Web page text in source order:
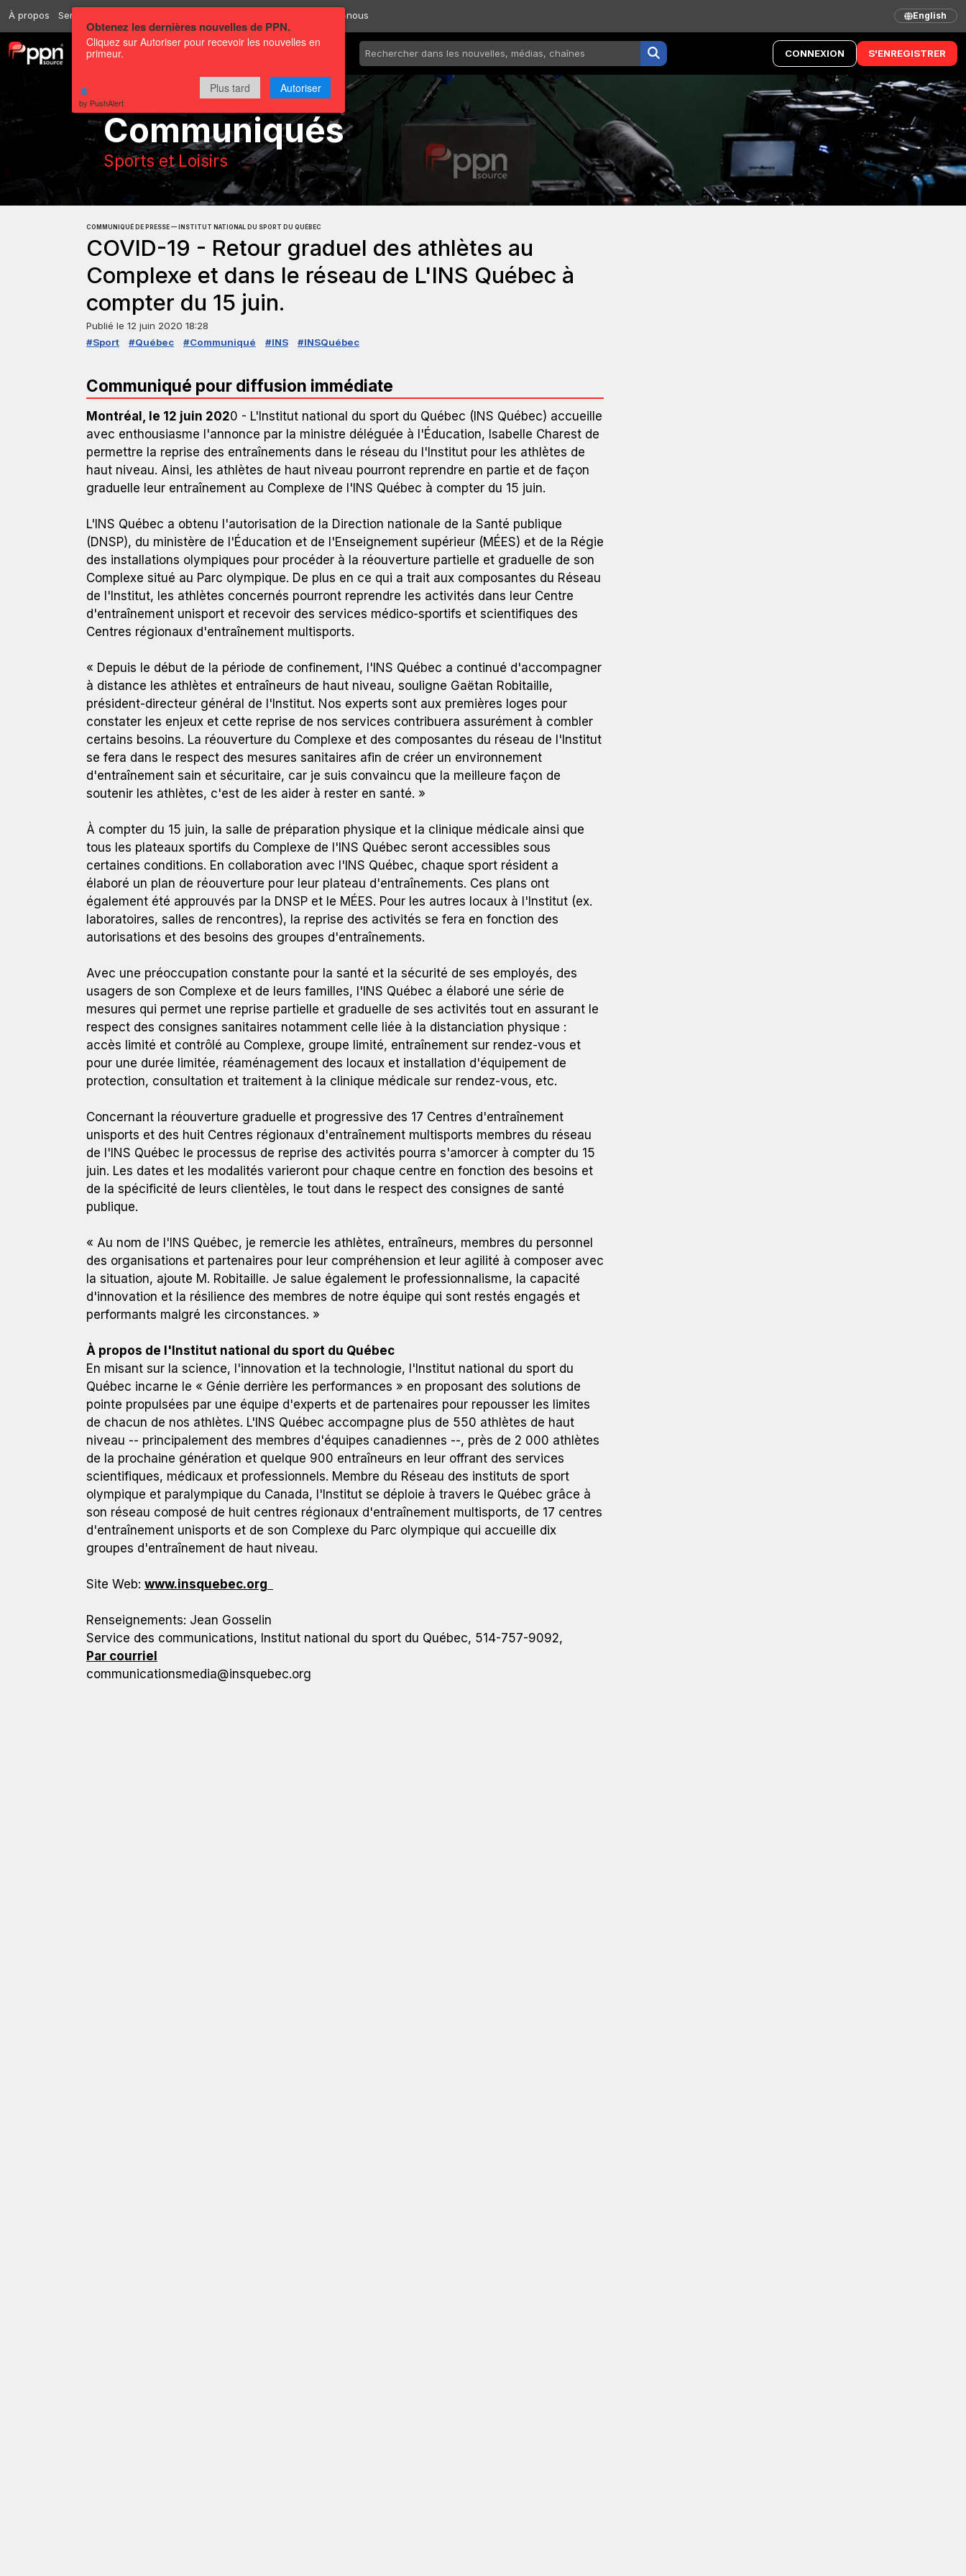
Chaînes CONNEXION S'ENREGISTRER
À propos Services Contactez-nous English
Communiqués
Sports et Loisirs
COMMUNIQUÉ DE PRESSE — INSTITUT NATIONAL DU SPORT DU QUÉBEC
COVID-19 - Retour graduel des athlètes au
Complexe et dans le réseau de L'INS Québec à
compter du 15 juin.
Publié le 12 juin 2020 18:28
#Sport
#Québec #Communiqué #INS #INSQuébec
Membre du Réseau des instituts de sport olympique et paralympique du Canada, l'Institut se déploie à travers
le Québec grâce à son réseau composé de huit centres régionaux d'entraînement multisports, de 17 centres
d'entraînement unisports et de son Complexe du Parc olympique qui accueille dix groupes d'entraînement de
haut niveau.
Communiqué pour diffusion immédiate
Montréal, le 12 juin 2020 - L'Institut national du sport du Québec (INS Québec) accueille
avec enthousiasme l'annonce par la ministre déléguée à l'Éducation, Isabelle Charest de
permettre la reprise des entraînements dans le réseau du l'Institut pour les athlètes de
haut niveau. Ainsi, les athlètes de haut niveau pourront reprendre en partie et de façon
graduelle leur entraînement au Complexe de l'INS Québec à compter du 15 juin.
L'INS Québec a obtenu l'autorisation de la Direction nationale de la Santé publique
(DNSP), du ministère de l'Éducation et de l'Enseignement supérieur (MÉES) et de la Régie
des installations olympiques pour procéder à la réouverture partielle et graduelle de son
Complexe situé au Parc olympique. De plus en ce qui a trait aux composantes du Réseau
de l'Institut, les athlètes concernés pourront reprendre les activités dans leur Centre
d'entraînement unisport et recevoir des services médico-sportifs et scientifiques des
Centres régionaux d'entraînement multisports.
« Depuis le début de la période de confinement, l'INS Québec a continué d'accompagner
à distance les athlètes et entraîneurs de haut niveau, souligne Gaëtan Robitaille,
président-directeur général de l'Institut. Nos experts sont aux premières loges pour
constater les enjeux et cette reprise de nos services contribuera assurément à combler
certains besoins. La réouverture du Complexe et des composantes du réseau de l'Institut
se fera dans le respect des mesures sanitaires afin de créer un environnement
d'entraînement sain et sécuritaire, car je suis convaincu que la meilleure façon de
soutenir les athlètes, c'est de les aider à rester en santé. »
À compter du 15 juin, la salle de préparation physique et la clinique médicale ainsi que
tous les plateaux sportifs du Complexe de l'INS Québec seront accessibles sous
certaines conditions. En collaboration avec l'INS Québec, chaque sport résident a
élaboré un plan de réouverture pour leur plateau d'entraînements. Ces plans ont
également été approuvés par la DNSP et le MÉES. Pour les autres locaux à l'Institut (ex.
laboratoires, salles de rencontres), la reprise des activités se fera en fonction des
autorisations et des besoins des groupes d'entraînements.
Avec une préoccupation constante pour la santé et la sécurité de ses employés, des
usagers de son Complexe et de leurs familles, l'INS Québec a élaboré une série de
mesures qui permet une reprise partielle et graduelle de ses activités tout en assurant le
respect des consignes sanitaires notamment celle liée à la distanciation physique :
accès limité et contrôlé au Complexe, groupe limité, entraînement sur rendez-vous et
pour une durée limitée, réaménagement des locaux et installation d'équipement de
protection, consultation et traitement à la clinique médicale sur rendez-vous, etc.
Concernant la réouverture graduelle et progressive des 17 Centres d'entraînement
unisports et des huit Centres régionaux d'entraînement multisports membres du réseau
de l'INS Québec le processus de reprise des activités pourra s'amorcer à compter du 15
juin. Les dates et les modalités varieront pour chaque centre en fonction des besoins et
de la spécificité de leurs clientèles, le tout dans le respect des consignes de santé
publique.
« Au nom de l'INS Québec, je remercie les athlètes, entraîneurs, membres du personnel
des organisations et partenaires pour leur compréhension et leur agilité à composer avec
la situation, ajoute M. Robitaille. Je salue également le professionnalisme, la capacité
d'innovation et la résilience des membres de notre équipe qui sont restés engagés et
performants malgré les circonstances. »
À propos de l'Institut national du sport du Québec
En misant sur la science, l'innovation et la technologie, l'Institut national du sport du
Québec incarne le « Génie derrière les performances » en proposant des solutions de
pointe propulsées par une équipe d'experts et de partenaires pour repousser les limites
de chacun de nos athlètes. L'INS Québec accompagne plus de 550 athlètes de haut
niveau -- principalement des membres d'équipes canadiennes --, près de 2 000 athlètes
de la prochaine génération et quelque 900 entraîneurs en leur offrant des services
scientifiques, médicaux et professionnels. Membre du Réseau des instituts de sport
olympique et paralympique du Canada, l'Institut se déploie à travers le Québec grâce à
son réseau composé de huit centres régionaux d'entraînement multisports, de 17 centres
d'entraînement unisports et de son Complexe du Parc olympique qui accueille dix
groupes d'entraînement de haut niveau.
Site Web: www.insquebec.org
Renseignements: Jean Gosselin
Service des communications, Institut national du sport du Québec, 514-757-9092,
Par courriel
communicationsmedia@insquebec.org
Obtenez les dernières nouvelles de PPN.
Cliquez sur Autoriser pour recevoir les nouvelles en
primeur.
Plus tard Autoriser
by PushAlert